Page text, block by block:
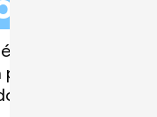
te pasa,